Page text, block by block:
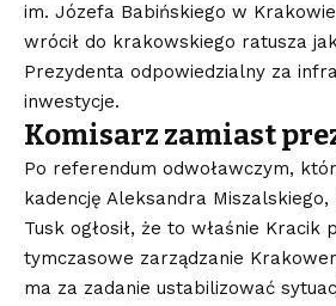
im. Józefa Babińskiego w
wrócił do krakowskiego ratusza
Prezydenta odpowiedzialny za
inwestycje.
Komisarz zamiast
Po referendum odwoławczym,
kadencję Aleksandra
Tusk ogłosił, że to właśnie Kracik
tymczasowe zarządzanie
ma za zadanie ustabilizować